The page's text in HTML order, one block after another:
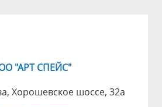
"АРТ СПЕЙС"
Хорошевское шоссе, 32а